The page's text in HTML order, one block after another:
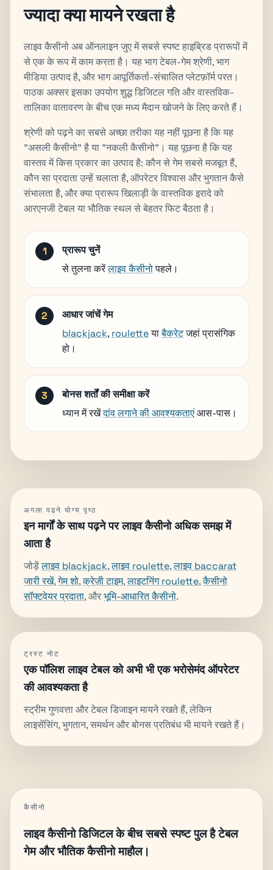
ज्यादा क्या मायने रखता है
लाइव कैसीनो अब ऑनलाइन जुए में सबसे स्पष्ट हाइब्रिड प्रारूपों में
से एक के रूप में काम करता है। यह भाग टेबल-गेम श्रेणी, भाग
मीडिया उत्पाद है, और भाग आपूर्तिकर्ता-संचालित प्लेटफ़ॉर्म परत।
पाठक अक्सर इसका उपयोग शुद्ध डिजिटल गति और वास्तविक-
तालिका वातावरण के बीच एक मध्य मैदान खोजने के लिए करते हैं।
श्रेणी को पढ़ने का सबसे अच्छा तरीका यह नहीं पूछना है कि यह
"असली कैसीनो" है या "नकली कैसीनो"। यह पूछना है कि यह
वास्तव में किस प्रकार का उत्पाद है: कौन से गेम सबसे मजबूत हैं,
कौन सा प्रदाता उन्हें चलाता है, ऑपरेटर विश्वास और भुगतान कैसे
संभालता है, और क्या प्रारूप खिलाड़ी के वास्तविक इरादे को
आरएनजी टेबल या भौतिक स्थल से बेहतर फिट बैठता है।
प्रारूप चुनें
से तुलना करेंलाइव कैसीनोपहले।
आधार जांचें गेम
blackjack, rouletteयाबैकरेटजहां प्रासंगिक
हो।
बोनस शर्तों की समीक्षा करें
ध्यान में रखेंदांव लगाने की आवश्यकताएंआस-पास।
अगला पढ़ने योग्य पृष्ठ
इन मार्गों के साथ पढ़ने पर लाइव कैसीनो अधिक समझ में
आता है
जोड़ेंलाइव blackjack,लाइव roulette,लाइव baccarat
जारी रखें,गेम शो,क्रेज़ी टाइम,लाइटनिंग roulette,कैसीनो
सॉफ्टवेयर प्रदाता, औरभूमि-आधारित कैसीनो.
ट्रस्ट नोट
एक पॉलिश लाइव टेबल को अभी भी एक भरोसेमंद ऑपरेटर
की आवश्यकता है
स्ट्रीम गुणवत्ता और टेबल डिजाइन मायने रखते हैं, लेकिन
लाइसेंसिंग, भुगतान, समर्थन और बोनस प्रतिबंध भी मायने रखते हैं।
कैसीनो
लाइव कैसीनो डिजिटल के बीच सबसे स्पष्ट पुल है टेबल
गेम और भौतिक कैसीनो माहौल।